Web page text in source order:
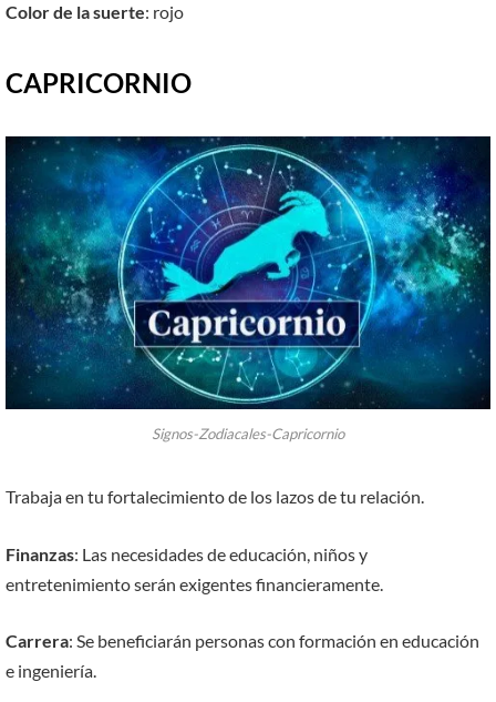
Color de la suerte: rojo
CAPRICORNIO
Signos-Zodiacales-Capricornio
Trabaja en tu fortalecimiento de los lazos de tu relación.
Finanzas: Las necesidades de educación, niños y
entretenimiento serán exigentes financieramente.
Carrera: Se beneficiarán personas con formación en educación
e ingeniería.